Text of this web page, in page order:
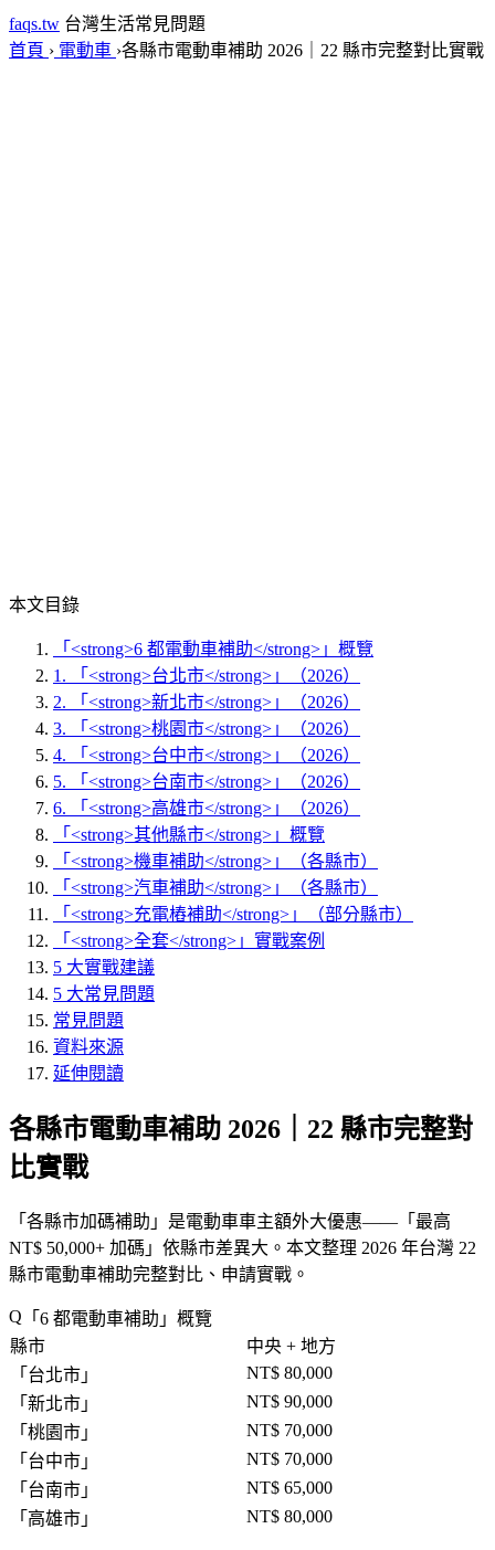
faqs.tw 台灣生活常見問題
首頁 › 電動車 ›各縣市電動車補助 2026｜22 縣市完整對比實戰
本文目錄
「<strong>6 都電動車補助</strong>」概覽
1. 「<strong>台北市</strong>」（2026）
2. 「<strong>新北市</strong>」（2026）
3. 「<strong>桃園市</strong>」（2026）
4. 「<strong>台中市</strong>」（2026）
5. 「<strong>台南市</strong>」（2026）
6. 「<strong>高雄市</strong>」（2026）
「<strong>其他縣市</strong>」概覽
「<strong>機車補助</strong>」（各縣市）
「<strong>汽車補助</strong>」（各縣市）
「<strong>充電樁補助</strong>」（部分縣市）
「<strong>全套</strong>」實戰案例
5 大實戰建議
5 大常見問題
常見問題
資料來源
延伸閱讀
各縣市電動車補助 2026｜22 縣市完整對
比實戰
「 各縣市加碼補助 」是電動車車主額外大優惠——「 最高
NT$ 50,000+ 加碼 」依縣市差異大。本文整理 2026 年台灣 22
縣市電動車補助完整對比、申請實戰。
「 6 都電動車補助 」概覽
縣市
中央 + 地方
「 台北市 」
NT$ 80,000
「 新北市 」
NT$ 90,000
「 桃園市 」
NT$ 70,000
「 台中市 」
NT$ 70,000
「 台南市 」
NT$ 65,000
「 高雄市 」 NT$ 80,000